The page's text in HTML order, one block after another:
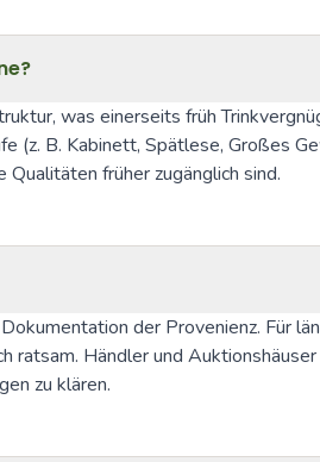
was einerseits früh
B. Kabinett, Spätlese, Großes
früher zugänglich sind.
der Provenienz. Für
ratsam. Händler und
zu klären.